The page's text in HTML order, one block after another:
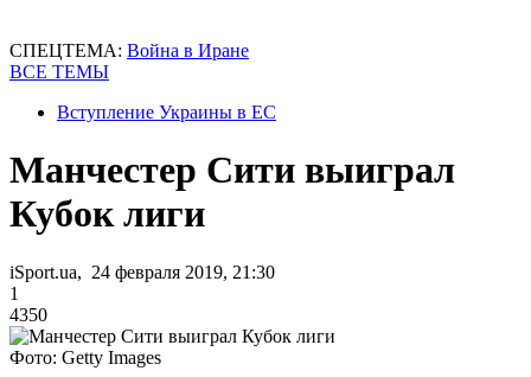
СПЕЦТЕМА: Война в Иране
ВСЕ ТЕМЫ
Вступление Украины в ЕС
Манчестер Сити выиграл
Кубок лиги
iSport.ua, 24 февраля 2019, 21:30
1
4350
Фото: Getty Images